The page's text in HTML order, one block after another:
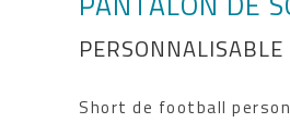
PERSONNALISABLE
Short de football